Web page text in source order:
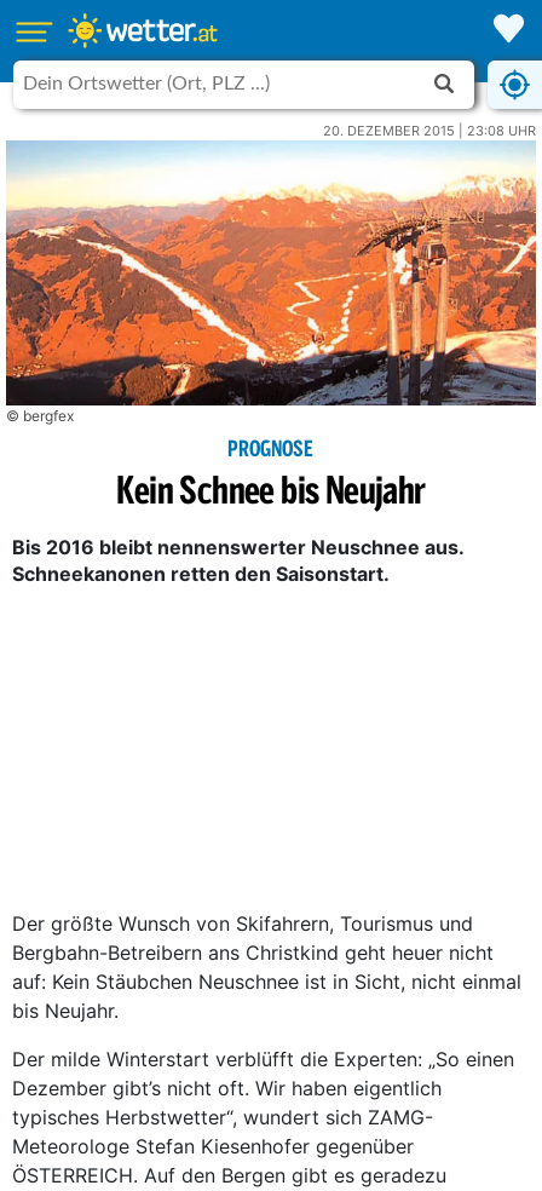
20. DEZEMBER 2015 | 23:08 UHR
© bergfex
PROGNOSE
Kein Schnee bis Neujahr
Bis 2016 bleibt nennenswerter Neuschnee aus.
Schneekanonen retten den Saisonstart.
Der größte Wunsch von Skifahrern, Tourismus und
Bergbahn-Betreibern ans Christkind geht heuer nicht
auf: Kein Stäubchen Neuschnee ist in Sicht, nicht einmal
bis Neujahr.
Der milde Winterstart verblüfft die Experten: „So einen
Dezember gibt’s nicht oft. Wir haben eigentlich
typisches Herbstwetter“, wundert sich ZAMG-
Meteorologe Stefan Kiesenhofer gegenüber
ÖSTERREICH. Auf den Bergen gibt es geradezu